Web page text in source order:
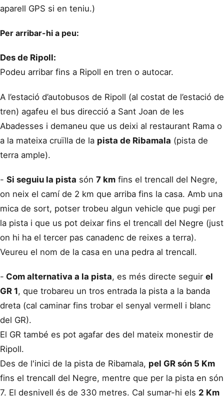
aparell GPS si en teniu.)
Per arribar-hi a peu:
Des de Ripoll:
Podeu arribar fins a Ripoll en tren o autocar.
A l’estació d’autobusos de Ripoll (al costat de l’estació de
tren) agafeu el bus direcció a Sant Joan de les
Abadesses i demaneu que us deixi al restaurant Rama o
a la mateixa cruïlla de la pista de Ribamala (pista de
terra ample).
- Si seguiu la pista són 7 km fins el trencall del Negre,
on neix el camí de 2 km que arriba fins la casa. Amb una
mica de sort, potser trobeu algun vehicle que pugi per
la pista i que us pot deixar fins el trencall del Negre (just
on hi ha el tercer pas canadenc de reixes a terra).
Veureu el nom de la casa en una pedra al trencall.
- Com alternativa a la pista, es més directe seguir el
GR 1, que trobareu un tros entrada la pista a la banda
dreta (cal caminar fins trobar el senyal vermell i blanc
del GR).
El GR també es pot agafar des del mateix monestir de
Ripoll.
Des de l'inici de la pista de Ribamala, pel GR són 5 Km
fins el trencall del Negre, mentre que per la pista en són
7. El desnivell és de 330 metres. Cal sumar-hi els 2 Km